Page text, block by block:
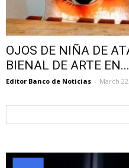
OJOS DE NIÑA DE
BIENAL DE ARTE EN...
Editor Banco de Noticias - March